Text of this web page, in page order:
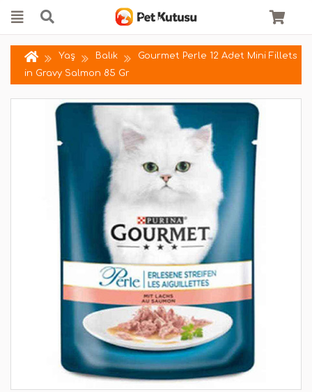
Yaş Balık
Gourmet Perle 12 Adet Mini Fillets
in Gravy Salmon 85 Gr